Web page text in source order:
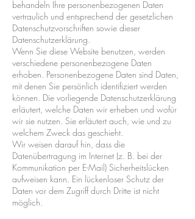
behandeln Ihre personenbezogenen Daten
vertraulich und entsprechend der gesetzlichen
Datenschutzvorschriften sowie dieser
Datenschutzerklärung.
Wenn Sie diese Website benutzen, werden
verschiedene personenbezogene Daten
erhoben. Personenbezogene Daten sind Daten,
mit denen Sie persönlich identifiziert werden
können. Die vorliegende Datenschutzerklärung
erläutert, welche Daten wir erheben und wofür
wir sie nutzen. Sie erläutert auch, wie und zu
welchem Zweck das geschieht.
Wir weisen darauf hin, dass die
Datenübertragung im Internet (z. B. bei der
Kommunikation per E-Mail) Sicherheitslücken
aufweisen kann. Ein lückenloser Schutz der
Daten vor dem Zugriff durch Dritte ist nicht
möglich.